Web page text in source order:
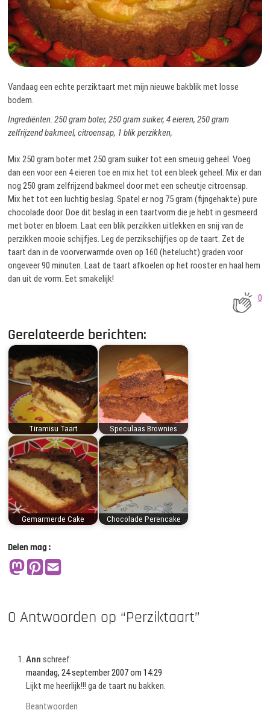
Vandaag een echte perziktaart met mijn nieuwe bakblik met losse
bodem.
Ingrediënten: 250 gram boter, 250 gram suiker, 4 eieren, 250 gram
zelfrijzend bakmeel, citroensap, 1 blik perzikken,
Mix 250 gram boter met 250 gram suiker tot een smeuïg geheel. Voeg
dan een voor een 4 eieren toe en mix het tot een bleek geheel. Mix er dan
nog 250 gram zelfrijzend bakmeel door met een scheutje citroensap.
Mix het tot een luchtig beslag. Spatel er nog 75 gram (fijngehakte) pure
chocolade door. Doe dit beslag in een taartvorm die je hebt in gesmeerd
met boter en bloem. Laat een blik perzikken uitlekken en snij van de
perzikken mooie schijfjes. Leg de perzikschijfjes op de taart. Zet de
taart dan in de voorverwarmde oven op 160 (hetelucht) graden voor
ongeveer 90 minuten. Laat de taart afkoelen op het rooster en haal hem
dan uit de vorm. Eet smakelijk!
0
Gerelateerde berichten:
Tiramisu Taart Speculaas Brownies
Gemarmerde Cake Chocolade Perencake
Delen mag :
0 Antwoorden op “Perziktaart”
Ann schreef:
maandag, 24 september 2007 om 14:29
Lijkt me heerlijk!!! ga de taart nu bakken.
Beantwoorden